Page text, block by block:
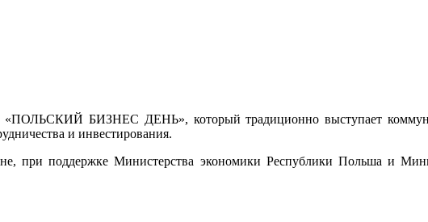
БИЗНЕС ДЕНЬ», который традиционно выступает
и инвестирования.
при поддержке Министерства экономики Республики Польша и